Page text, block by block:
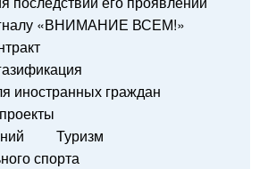
«ВНИМАНИЕ ВСЕМ!»
иностранных граждан
Туризм
спорта